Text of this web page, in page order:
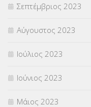
Σεπτέμβριος 2023
Αύγουστος 2023
Ιούλιος 2023
Ιούνιος 2023
Μάιος 2023